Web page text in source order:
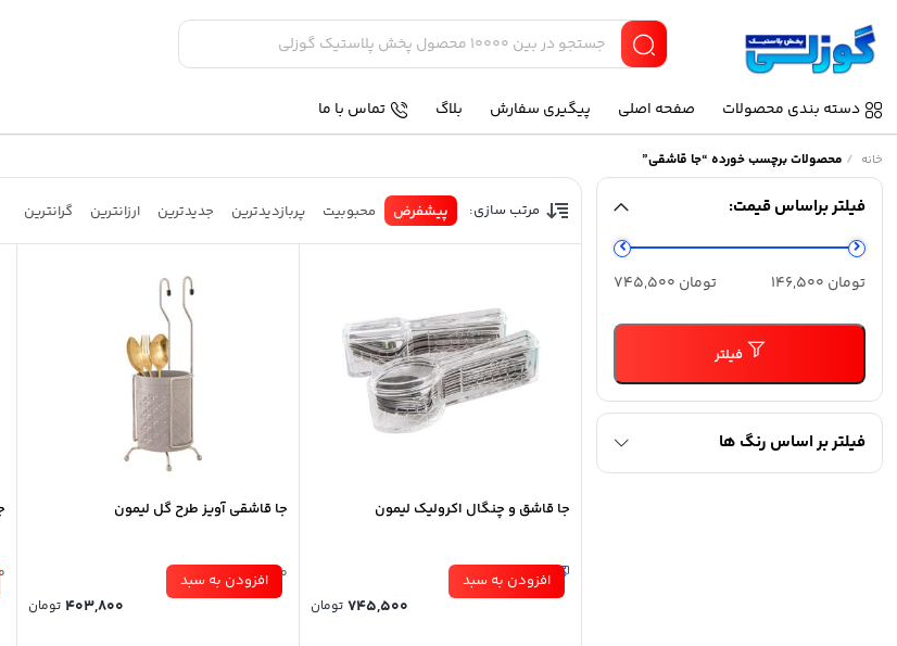
دسته بندی محصولات صفحه اصلی پیگیری سفارش بلاگ تماس با ما
خانه / محصولات برچسب خورده “جا قاشقی”
فیلتر براساس قیمت:
حداقل
قیمت
حداکثر
قیمت
فیلتر
تومان 146,500 تومان 745,500
فیلتر بر اساس رنگ ها
مرتب سازی: پیشفرض محبوبیت پربازدیدترین جدیدترین ارزانترین گرانترین
جا قاشق و چنگال اکرولیک لیمون
41 عدد در انبار
تومان
افزودن به سبد
جا قاشقی آویز طرح گل لیمون
موجود در انبار
تومان
افزودن به سبد